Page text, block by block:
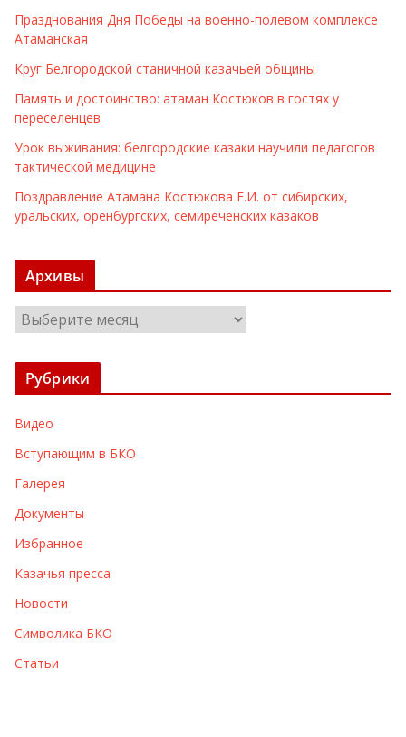
Празднования Дня Победы на военно-полевом комплексе
Атаманская
Круг Белгородской станичной казачьей общины
Память и достоинство: атаман Костюков в гостях у
переселенцев
Урок выживания: белгородские казаки научили педагогов
тактической медицине
Поздравление Атамана Костюкова Е.И. от сибирских,
уральских, оренбургских, семиреченских казаков
Архивы
р
х
ы
Рубрики
Видео
Вступающим в БКО
Галерея
Документы
Избранное
Казачья пресса
Новости
Символика БКО
Статьи